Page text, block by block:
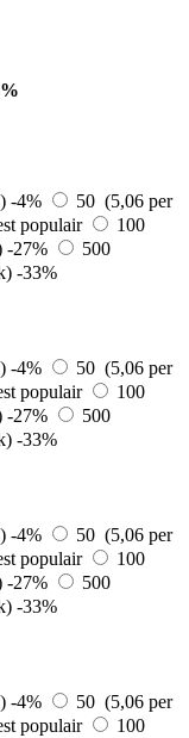
-4%
50 (5,06 per
populair
100
-27%
500
-33%
-4%
50 (5,06 per
populair
100
-27%
500
-33%
-4%
50 (5,06 per
populair
100
-27%
500
-33%
-4%
50 (5,06 per
populair
100